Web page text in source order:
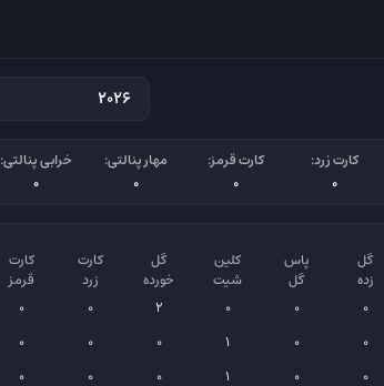
کارت زرد:
0
کارت قرمز:
0
مهار پنالتی:
0
خرابی پنالتی:
0
گل
زده
پاس
گل
کلین
شیت
گل
خورده
کارت
زرد
کارت
قرمز
0
0
0
2
0
0
0
0
1
0
0
0
0
0
1
0
0
0